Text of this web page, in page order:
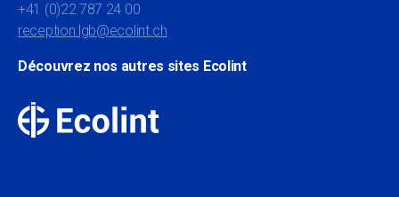
+41 (0)22 787 24 00
reception.lgb@ecolint.ch
Découvrez nos autres sites Ecolint